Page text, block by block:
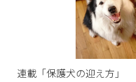
連載「保護犬の迎え方」